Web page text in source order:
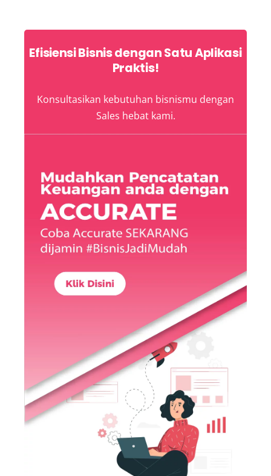
Efisiensi Bisnis dengan Satu Aplikasi
Praktis!
Konsultasikan kebutuhan bisnismu dengan
Sales hebat kami.